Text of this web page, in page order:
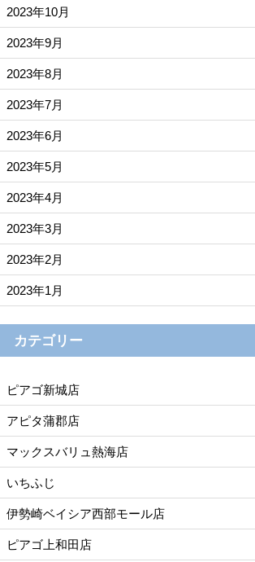
2023年10月
2023年9月
2023年8月
2023年7月
2023年6月
2023年5月
2023年4月
2023年3月
2023年2月
2023年1月
カテゴリー
ピアゴ新城店
アピタ蒲郡店
マックスバリュ熱海店
いちふじ
伊勢崎ベイシア西部モール店
ピアゴ上和田店